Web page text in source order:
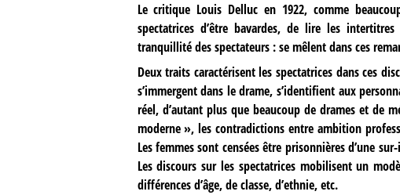
Le critique Louis Delluc en 1922, comme
spectatrices d’être bavardes, de lire les
tranquillité des spectateurs : se mêlent dans ces
Deux traits caractérisent les spectatrices dans ces
s’immergent dans le drame, s’identifient aux
réel, d’autant plus que beaucoup de drames et de
moderne », les contradictions entre ambition
Les femmes sont censées être prisonnières d’une
Les discours sur les spectatrices mobilisent un
différences d’âge, de classe, d’ethnie, etc.